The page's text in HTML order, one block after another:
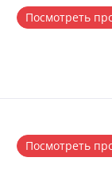
Посмотреть
Посмотреть